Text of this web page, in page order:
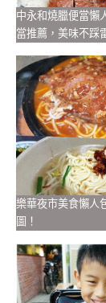
中永和燒臘便當懶
當推薦，美味不踩
樂華夜市美食懶人
圖！